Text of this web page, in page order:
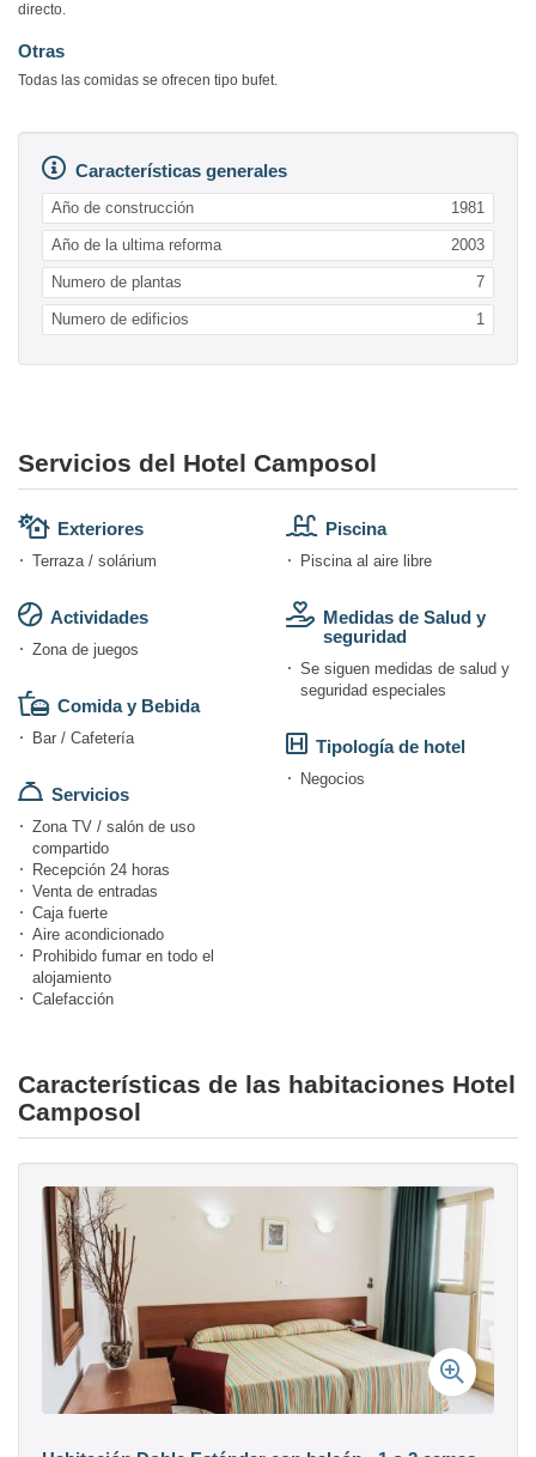
directo.
Otras
Todas las comidas se ofrecen tipo bufet.
Características generales
Año de construcción 1981
Año de la ultima reforma 2003
Numero de plantas 7
Numero de edificios 1
Servicios del Hotel Camposol
Exteriores
Terraza / solárium
Actividades
Zona de juegos
Comida y Bebida
Bar / Cafetería
Servicios
Zona TV / salón de uso
compartido
Recepción 24 horas
Venta de entradas
Caja fuerte
Aire acondicionado
Prohibido fumar en todo el
alojamiento
Calefacción
Piscina
Piscina al aire libre
Medidas de Salud y
seguridad
Se siguen medidas de salud y
seguridad especiales
Tipología de hotel
Negocios
Características de las habitaciones Hotel
Camposol